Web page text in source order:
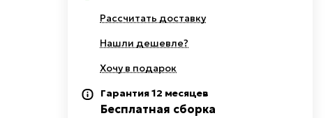
Рассчитать доставку
Нашли дешевле?
Хочу в подарок
Гарантия 12 месяцев
Бесплатная сборка